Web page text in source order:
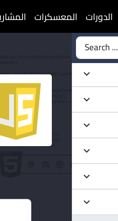
الدورات المعسكرات
Search ...
keyboard_arrow_down
keyboard_arrow_down
keyboard_arrow_down
keyboard_arrow_down
keyboard_arrow_down
keyboard_arrow_down